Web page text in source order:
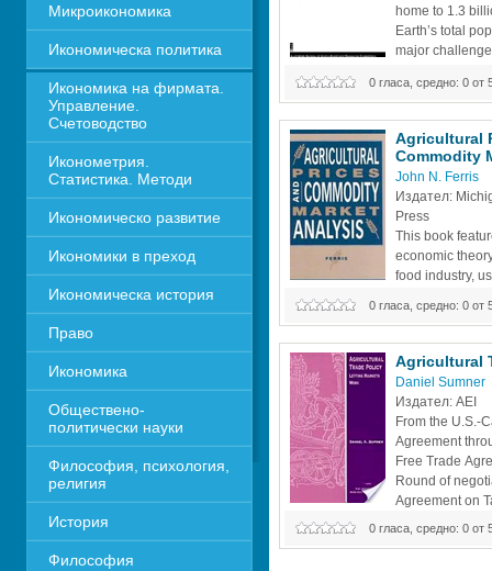
Микроикономика
Икономическа политика
Икономика на фирмата.
Управление.
Счетоводство
Иконометрия.
Статистика. Методи
Икономическо развитие
Икономики в преход
Икономическа история
Право
Икономика
Обществено-
политически науки
Философия, психология,
религия
История
Философия
home to 1.3
Earth’s total
major
world’s arable land and only
0 гласа, средно: 0 от
Agricultural
Commodity
John N. Ferris
Издател:
Press
This book
economic
food industry,
unique in detailing how demand
be constructed and evaluated.
forecasting and generating long-
0 гласа, средно: 0 от
Agricultural
Daniel Sumner
Издател: АЕI
From the U.S.-
Agreement
Free Trade
Round of
Agreement on
United States
0 гласа, средно: 0 от